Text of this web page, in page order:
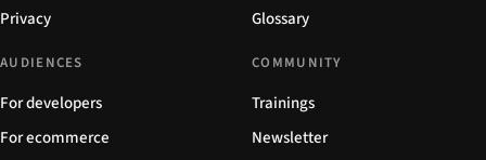
Privacy
Glossary
AUDIENCES
For developers
For ecommerce
COMMUNITY
Trainings
Newsletter